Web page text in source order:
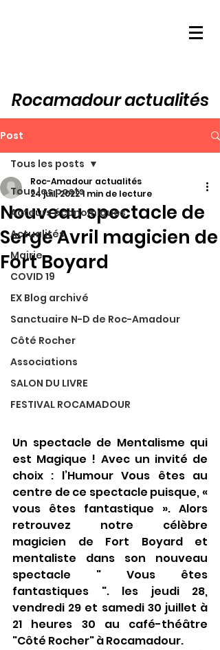
Rocamadour actualités
Post
Tous les posts
Acteurs économiques
Actualités
Mairie
COVID 19
EX Blog archivé
Sanctuaire N-D de Roc-Amadour
Côté Rocher
Associations
SALON DU LIVRE
FESTIVAL ROCAMADOUR
Tous les posts
Nouveau spectacle de
Serge Avril magicien de
Fort Boyard
Roc-Amadour actualités
24 juil. 20221 min de lecture
Un spectacle de Mentalisme qui
est Magique ! Avec un invité de
choix : l’Humour Vous êtes au
centre de ce spectacle puisque, «
vous êtes fantastique ». Alors
retrouvez notre célèbre
magicien de Fort Boyard et
mentaliste dans son nouveau
spectacle " Vous êtes
fantastiques ". les jeudi 28,
vendredi 29 et samedi 30 juillet à
21 heures 30 au café-théâtre
"Côté Rocher" à Rocamadour.